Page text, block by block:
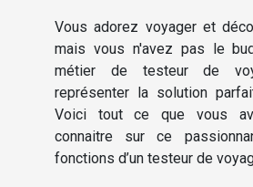
Vous adorez voyager et
mais vous n'avez pas le
métier de testeur de
représenter la solution
Voici tout ce que vous
connaitre sur ce
fonctions d’un testeur de